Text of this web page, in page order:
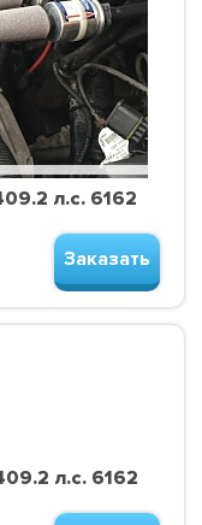
л.с. 6162
Заказать
л.с. 6162